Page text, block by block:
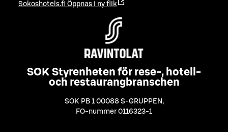
Sokoshotels.fi Öppnas i ny flik
SOK Styrenheten för rese-, hotell-
och restaurangbranschen
SOK PB 1 00088 S-GRUPPEN ,
FO-nummer 0116323-1